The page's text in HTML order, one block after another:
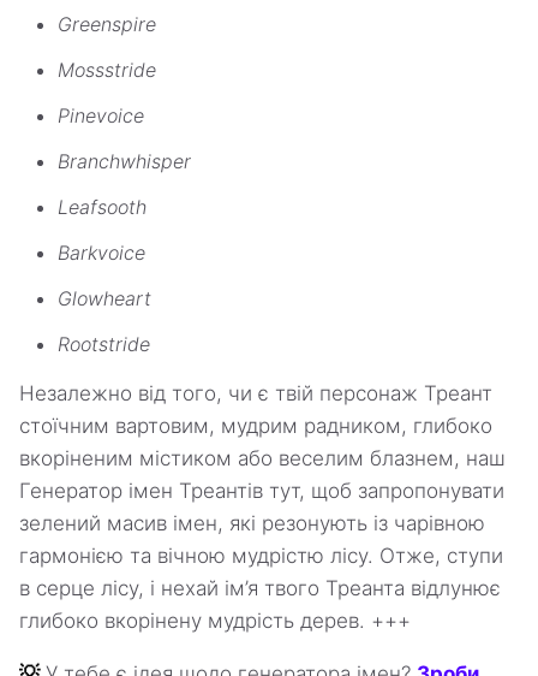
Greenspire
Mossstride
Pinevoice
Branchwhisper
Leafsooth
Barkvoice
Glowheart
Rootstride
Незалежно від того, чи є твій персонаж Треант
стоїчним вартовим, мудрим радником, глибоко
вкоріненим містиком або веселим блазнем, наш
Генератор імен Треантів тут, щоб запропонувати
зелений масив імен, які резонують із чарівною
гармонією та вічною мудрістю лісу. Отже, ступи
в серце лісу, і нехай ім’я твого Треанта відлунює
глибоко вкорінену мудрість дерев. +++